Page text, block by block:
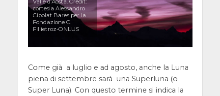
cortesia Alessandro
Cipolat Bares per la
Fondazione C.
Fillietroz-ONLUS
Come già a luglio e ad agosto, anche la Luna
piena di settembre sarà una Superluna (o
Super Luna). Con questo termine si indica la